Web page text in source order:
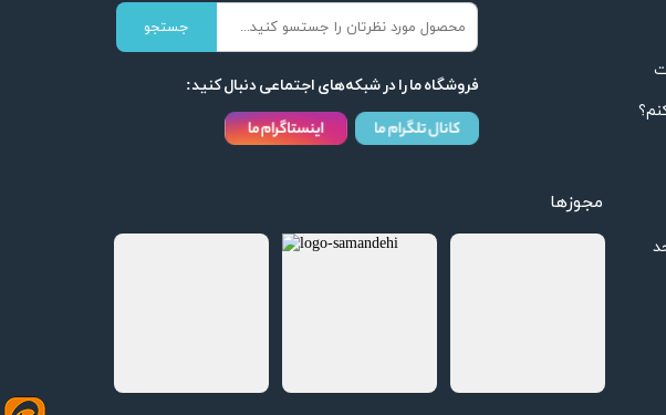
مجوزها
جستجو
فروشگاه ما را در شبکه‌های اجتماعی دنبال کنید: